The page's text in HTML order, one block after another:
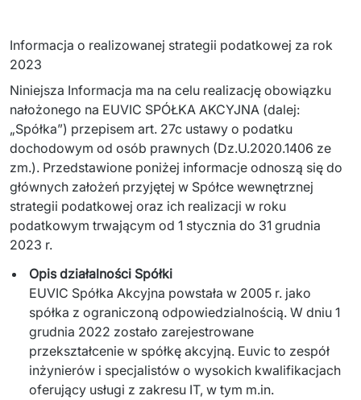
Sztuczna Inteligencja
↳ AI Transformation
↳ AI Consultation
↳ AI Solutions
Migracja Systemów IT
↳ Migracja do chmury Azure
↳ Migracje Chmurowe
↳ Audyt aplikacji legacy
Outsourcing IT
Dedykowany zespół IT
Transport i Turystyka
Start-upy i Scale-upy
Kraje
Informacja o realizowanej strategii podatkowej za rok
2023
Niniejsza Informacja ma na celu realizację obowiązku
nałożonego na EUVIC SPÓŁKA AKCYJNA (dalej:
„Spółka”) przepisem art. 27c ustawy o podatku
dochodowym od osób prawnych (Dz.U.2020.1406 ze
zm.). Przedstawione poniżej informacje odnoszą się do
głównych założeń przyjętej w Spółce wewnętrznej
strategii podatkowej oraz ich realizacji w roku
podatkowym trwającym od 1 stycznia do 31 grudnia
2023 r.
Opis działalności Spółki
EUVIC Spółka Akcyjna powstała w 2005 r. jako
spółka z ograniczoną odpowiedzialnością. W dniu 1
grudnia 2022 zostało zarejestrowane
przekształcenie w spółkę akcyjną. Euvic to zespół
inżynierów i specjalistów o wysokich kwalifikacjach
oferujący usługi z zakresu IT, w tym m.in.